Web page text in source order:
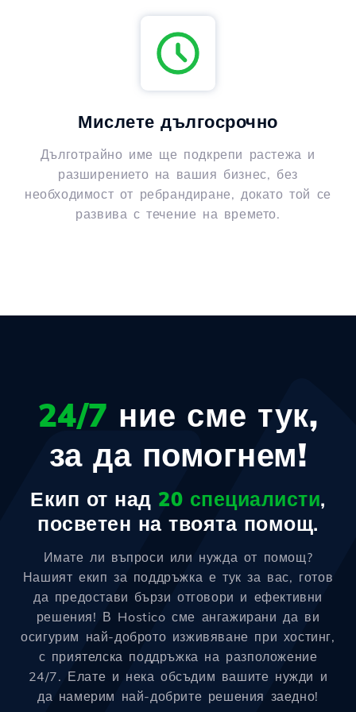
Мислете дългосрочно
Дълготрайно име ще подкрепи растежа и
разширението на вашия бизнес, без
необходимост от ребрандиране, докато той се
развива с течение на времето.
24/7 ние сме тук,
за да помогнем!
Екип от над 20 специалисти,
посветен на твоята помощ.
Имате ли въпроси или нужда от помощ?
Нашият екип за поддръжка е тук за вас, готов
да предостави бързи отговори и ефективни
решения! В Hostico сме ангажирани да ви
осигурим най-доброто изживяване при хостинг,
с приятелска поддръжка на разположение
24/7. Елате и нека обсъдим вашите нужди и
да намерим най-добрите решения заедно!